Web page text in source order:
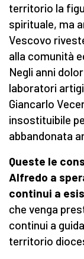
territorio la
spirituale, ma
Vescovo
alla comunità
Negli anni
laboratori
Giancarlo
insostituibile
abbandonata
Queste le
Alfredo a
continui a
che venga
continui a
territorio